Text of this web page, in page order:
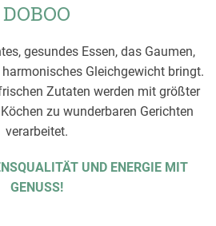
DOBOO
gesundes Essen, das Gaumen,
harmonisches Gleichgewicht bringt.
Zutaten werden mit größter
zu wunderbaren Gerichten
verarbeitet.
UND ENERGIE MIT
GENUSS!